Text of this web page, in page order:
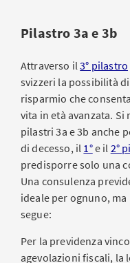
Pilastro 3a e 3b
Attraverso il3° pilastro
svizzeri la possibilità
risparmio che
vita in età avanzata.
pilastri 3a e 3b anche
di decesso, il 1°e il 2°
predisporre solo una
Una consulenza
ideale per ognuno,
segue:
Per la previdenza
agevolazioni fiscali, la